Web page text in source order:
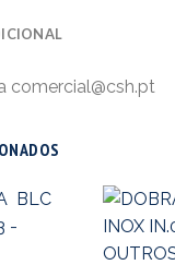
comercial@csh.pt